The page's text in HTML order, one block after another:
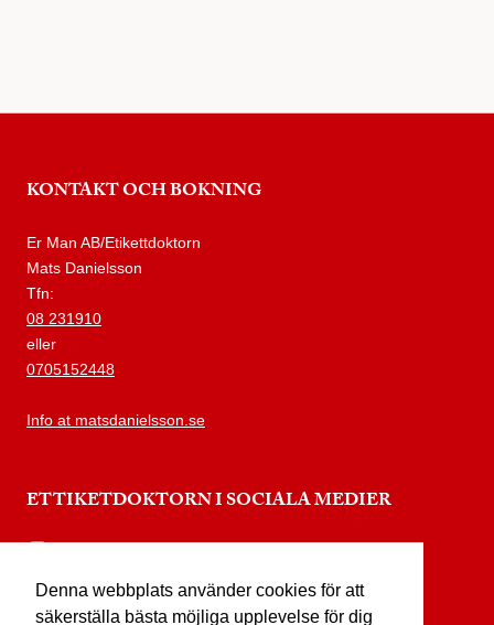
Denna webbplats använder cookies för att
säkerställa bästa möjliga upplevelse för dig
KONTAKT OCH BOKNING
Er Man AB/Etikettdoktorn
Mats Danielsson
Tfn:
08 231910
eller
0705152448
Info at matsdanielsson.se
ETTIKETDOKTORN I SOCIALA MEDIER
facebook.com/etikettdoktorn